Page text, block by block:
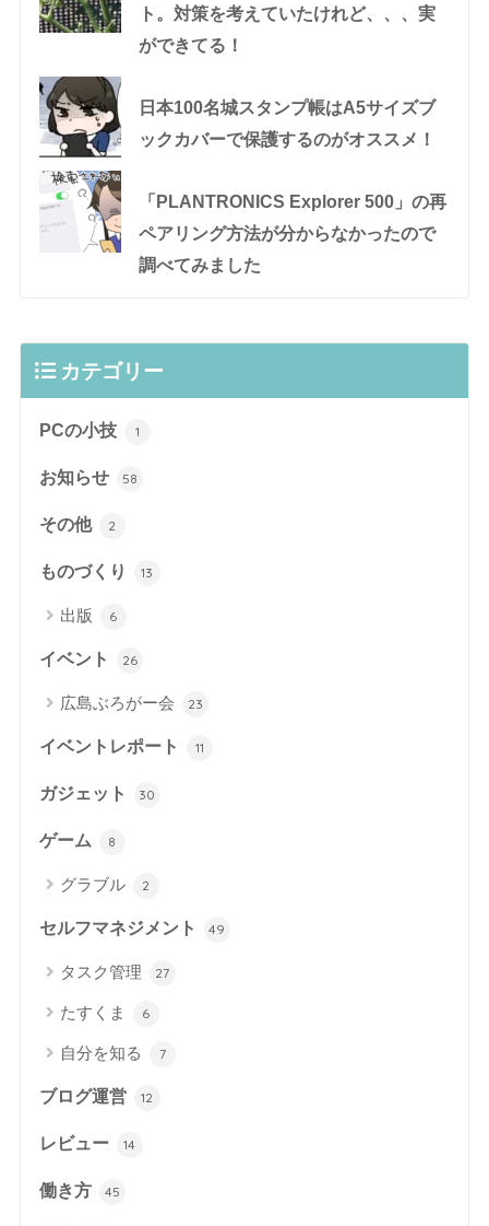
ト。対策を考えていたけれど、、、実
ができてる！
日本100名城スタンプ帳はA5サイズブ
ックカバーで保護するのがオススメ！
「PLANTRONICS Explorer 500」の再
ペアリング方法が分からなかったので
調べてみました
カテゴリー
PCの小技 1
お知らせ 58
その他 2
ものづくり 13
出版 6
イベント 26
広島ぶろがー会 23
イベントレポート 11
ガジェット 30
ゲーム 8
グラブル 2
セルフマネジメント 49
タスク管理 27
たすくま 6
自分を知る 7
ブログ運営 12
レビュー 14
働き方 45